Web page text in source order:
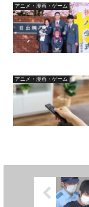
アニメ・漫画・ゲーム
アニメ・漫画・ゲーム